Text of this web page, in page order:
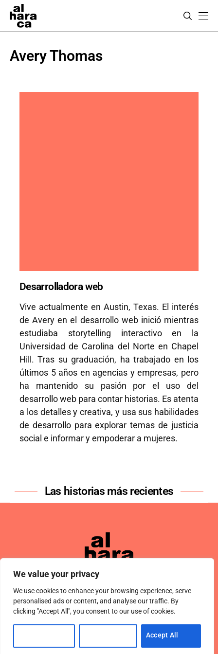
We value your privacy
We use cookies to enhance your browsing experience, serve
personalised ads or content, and analyse our traffic. By
clicking "Accept All", you consent to our use of cookies.
Accept All
Avery Thomas
Desarrolladora web
Vive actualmente en Austin, Texas. El interés
de Avery en el desarrollo web inició mientras
estudiaba storytelling interactivo en la
Universidad de Carolina del Norte en Chapel
Hill. Tras su graduación, ha trabajado en los
últimos 5 años en agencias y empresas, pero
ha mantenido su pasión por el uso del
desarrollo web para contar historias. Es atenta
a los detalles y creativa, y usa sus habilidades
de desarrollo para explorar temas de justicia
social e informar y empoderar a mujeres.
Las historias más recientes
Términos De UsoAbout UsPolítica De Privacidad
Private PolicyForums
© 2024 Alharaca